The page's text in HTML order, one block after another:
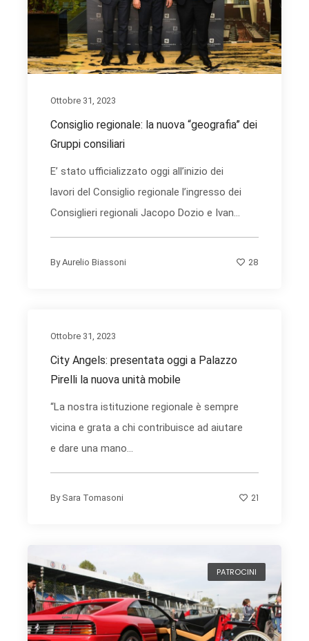
Ottobre 31, 2023
Consiglio regionale: la nuova “geografia” dei
Gruppi consiliari
E’ stato ufficializzato oggi all’inizio dei
lavori del Consiglio regionale l’ingresso dei
Consiglieri regionali Jacopo Dozio e Ivan...
ByAurelio Biassoni 28
Ottobre 31, 2023
City Angels: presentata oggi a Palazzo
Pirelli la nuova unità mobile
“La nostra istituzione regionale è sempre
vicina e grata a chi contribuisce ad aiutare
e dare una mano...
By Sara Tomasoni 21
PATROCINI